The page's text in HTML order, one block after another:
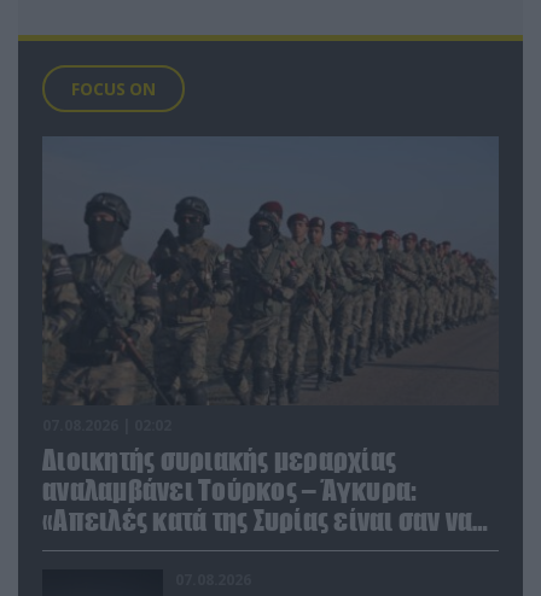
FOCUS ON
Διοικητής συριακής μεραρχίας
αναλαμβάνει Τούρκος – Άγκυρα:
«Απειλές κατά της Συρίας είναι σαν να
απειλούν εμάς»